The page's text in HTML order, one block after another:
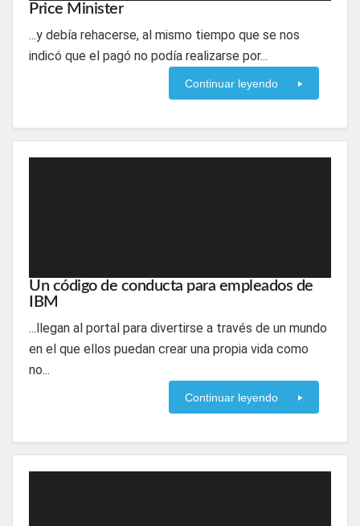
Price Minister
...y debía rehacerse, al mismo tiempo que se nos
indicó que el pagó no podía realizarse por...
Continuar leyendo
Un código de conducta para empleados de
IBM
...llegan al portal para divertirse a través de un mundo
en el que ellos puedan crear una propia vida como
no...
Continuar leyendo